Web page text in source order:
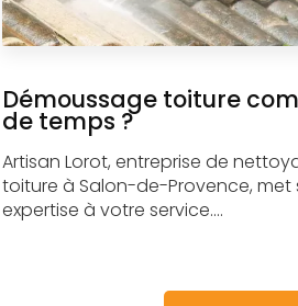
Démoussage toiture
de temps ?
Artisan Lorot, entreprise de
toiture à Salon-de-Provence, met
expertise à votre service....